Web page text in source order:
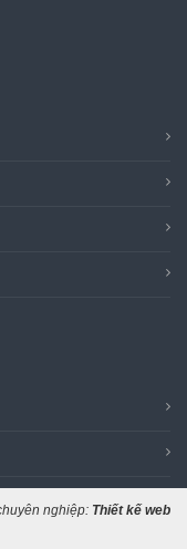
nghiệp: Thiết kế web